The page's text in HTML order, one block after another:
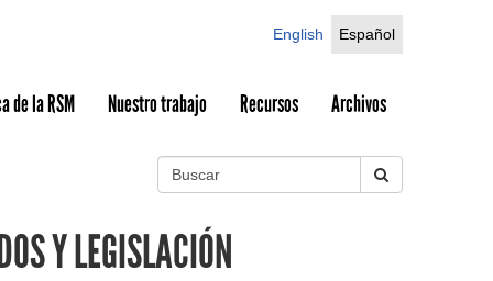
English
Español
de la RSM Nuestro trabajo Recursos Archivos
Y LEGISLACIÓN
S
e
u
c
a